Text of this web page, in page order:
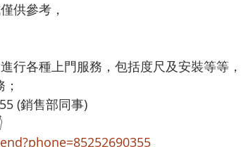
供參考，
行各種上門服務，包括度尺及安裝等等，
(銷售部同事)